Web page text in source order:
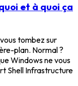
et à quoi ça
tombez sur
plan. Normal ?
Windows ne vous
Shell Infrastructure